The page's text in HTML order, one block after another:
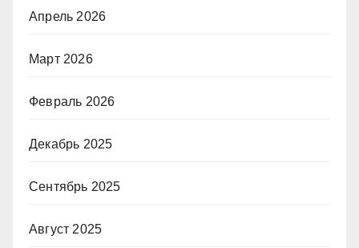
Апрель 2026
Март 2026
Февраль 2026
Декабрь 2025
Сентябрь 2025
Август 2025